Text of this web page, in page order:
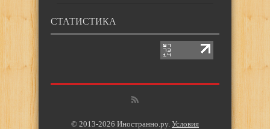
СТАТИСТИКА
© 2013-2026 Иностранно.ру. Условия